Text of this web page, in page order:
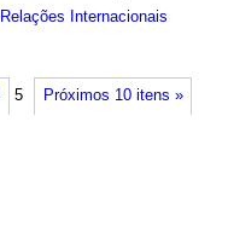
Relações Internacionais
Próximos 10 itens »
5